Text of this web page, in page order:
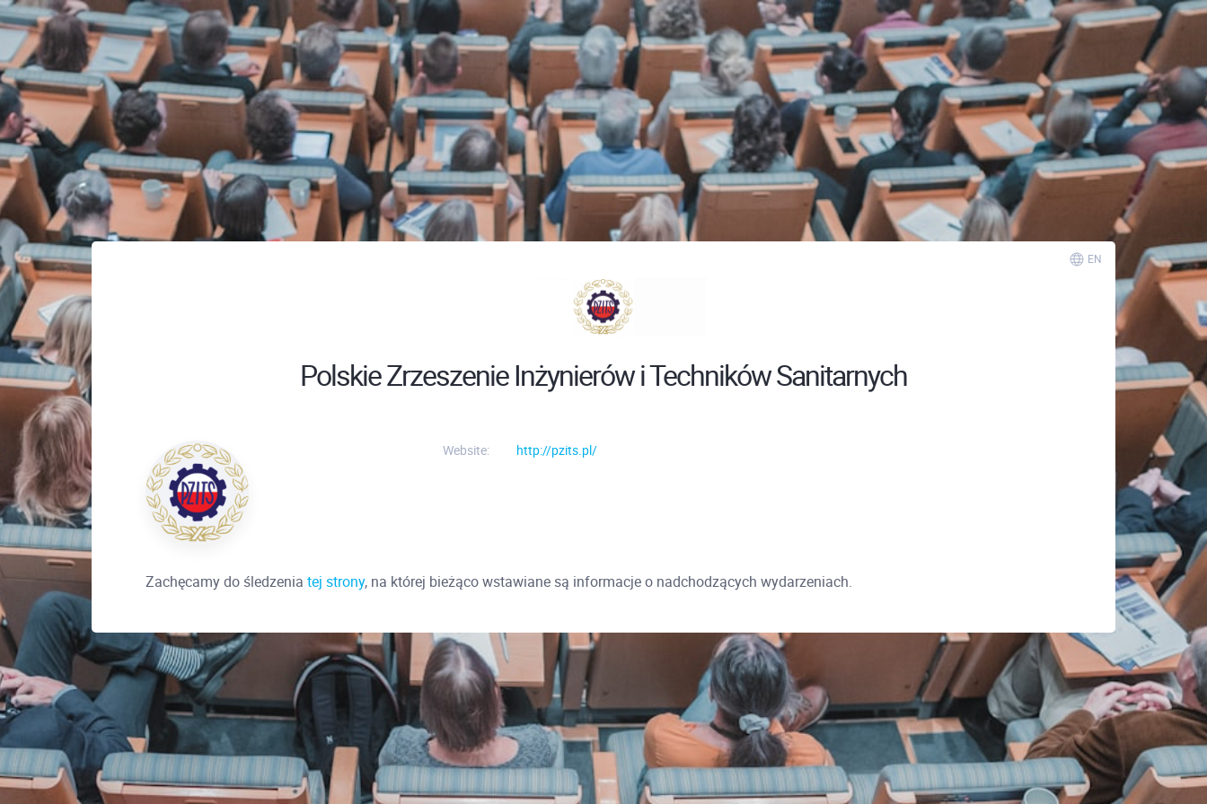
EN
Polskie Zrzeszenie Inżynierów i Techników Sanitarnych
Website: http://pzits.pl/
Zachęcamy do śledzenia tej strony, na której bieżąco wstawiane są informacje o nadchodzących wydarzeniach.